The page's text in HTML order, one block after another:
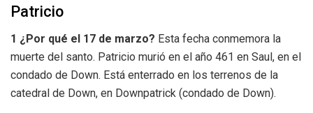
Patricio
1 ¿Por qué el 17 de marzo? Esta fecha conmemora la
muerte del santo. Patricio murió en el año 461 en Saul, en el
condado de Down. Está enterrado en los terrenos de la
catedral de Down, en Downpatrick (condado de Down).